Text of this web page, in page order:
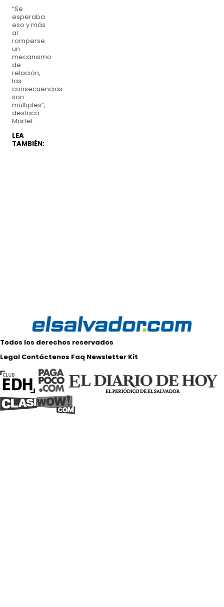
“Se
esperaba
eso y más
al
romperse
un
mecanismo
de
relación,
las
consecuencias
son
múltiples”,
destacó
Martel.
LEA
TAMBIÉN:
Todos los derechos reservados
Legal Contáctenos Faq Newsletter Kit